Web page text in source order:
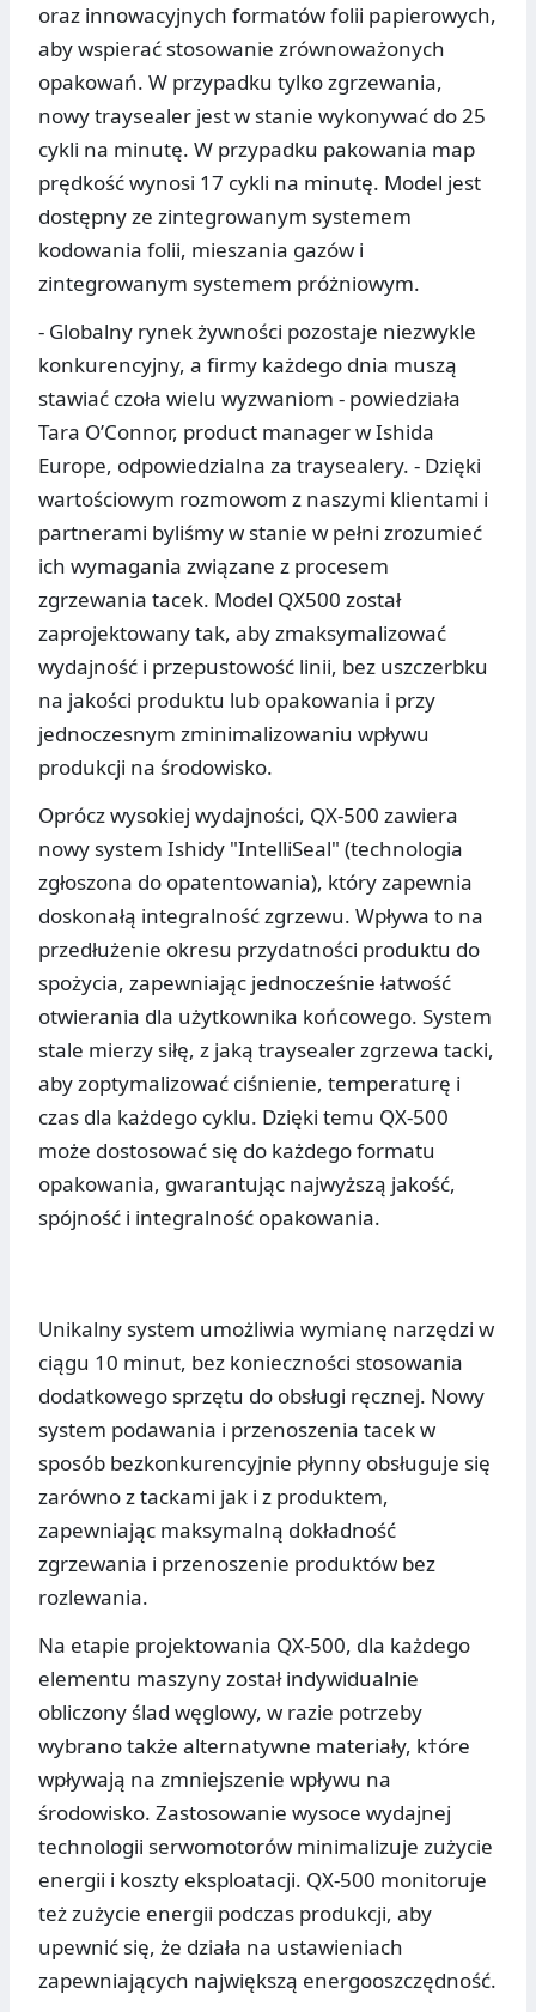
oraz innowacyjnych formatów folii papierowych,
aby wspierać stosowanie zrównoważonych
opakowań. W przypadku tylko zgrzewania,
nowy traysealer jest w stanie wykonywać do 25
cykli na minutę. W przypadku pakowania map
prędkość wynosi 17 cykli na minutę. Model jest
dostępny ze zintegrowanym systemem
kodowania folii, mieszania gazów i
zintegrowanym systemem próżniowym.
- Globalny rynek żywności pozostaje niezwykle
konkurencyjny, a firmy każdego dnia muszą
stawiać czoła wielu wyzwaniom - powiedziała
Tara O’Connor, product manager w Ishida
Europe, odpowiedzialna za traysealery. - Dzięki
wartościowym rozmowom z naszymi klientami i
partnerami byliśmy w stanie w pełni zrozumieć
ich wymagania związane z procesem
zgrzewania tacek. Model QX500 został
zaprojektowany tak, aby zmaksymalizować
wydajność i przepustowość linii, bez uszczerbku
na jakości produktu lub opakowania i przy
jednoczesnym zminimalizowaniu wpływu
produkcji na środowisko.
Oprócz wysokiej wydajności, QX-500 zawiera
nowy system Ishidy "IntelliSeal" (technologia
zgłoszona do opatentowania), który zapewnia
doskonałą integralność zgrzewu. Wpływa to na
przedłużenie okresu przydatności produktu do
spożycia, zapewniając jednocześnie łatwość
otwierania dla użytkownika końcowego. System
stale mierzy siłę, z jaką traysealer zgrzewa tacki,
aby zoptymalizować ciśnienie, temperaturę i
czas dla każdego cyklu. Dzięki temu QX-500
może dostosować się do każdego formatu
opakowania, gwarantując najwyższą jakość,
spójność i integralność opakowania.
Unikalny system umożliwia wymianę narzędzi w
ciągu 10 minut, bez konieczności stosowania
dodatkowego sprzętu do obsługi ręcznej. Nowy
system podawania i przenoszenia tacek w
sposób bezkonkurencyjnie płynny obsługuje się
zarówno z tackami jak i z produktem,
zapewniając maksymalną dokładność
zgrzewania i przenoszenie produktów bez
rozlewania.
Na etapie projektowania QX-500, dla każdego
elementu maszyny został indywidualnie
obliczony ślad węglowy, w razie potrzeby
wybrano także alternatywne materiały, k†óre
wpływają na zmniejszenie wpływu na
środowisko. Zastosowanie wysoce wydajnej
technologii serwomotorów minimalizuje zużycie
energii i koszty eksploatacji. QX-500 monitoruje
też zużycie energii podczas produkcji, aby
upewnić się, że działa na ustawieniach
zapewniających największą energooszczędność.